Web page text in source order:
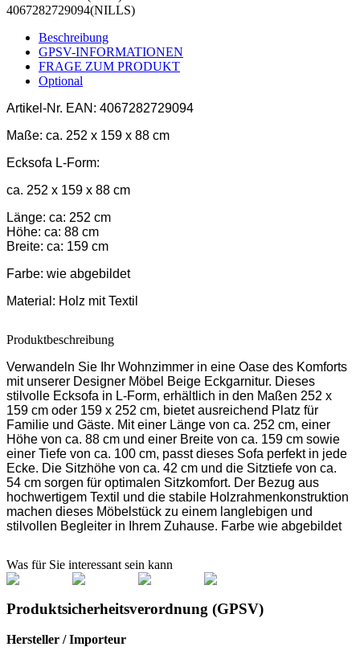
4067282729094(NILLS)
Beschreibung
GPSV-INFORMATIONEN
FRAGE ZUM PRODUKT
Optional
Artikel-Nr. EAN: 4067282729094
Maße: ca. 252 x 159 x 88 cm
Ecksofa L-Form:
ca. 252 x 159 x 88 cm
Länge: ca: 252 cm
Höhe: ca: 88 cm
Breite: ca: 159 cm
Farbe: wie abgebildet
Material: Holz mit Textil
Produktbeschreibung
Verwandeln Sie Ihr Wohnzimmer in eine Oase des Komforts
mit unserer Designer Möbel Beige Eckgarnitur. Dieses
stilvolle Ecksofa in L-Form, erhältlich in den Maßen 252 x
159 cm oder 159 x 252 cm, bietet ausreichend Platz für
Familie und Gäste. Mit einer Länge von ca. 252 cm, einer
Höhe von ca. 88 cm und einer Breite von ca. 159 cm sowie
einer Tiefe von ca. 100 cm, passt dieses Sofa perfekt in jede
Ecke. Die Sitzhöhe von ca. 42 cm und die Sitztiefe von ca.
54 cm sorgen für optimalen Sitzkomfort. Der Bezug aus
hochwertigem Textil und die stabile Holzrahmenkonstruktion
machen dieses Möbelstück zu einem langlebigen und
stilvollen Begleiter in Ihrem Zuhause. Farbe wie abgebildet
Was für Sie interessant sein kann
Produktsicherheitsverordnung (GPSV)
Hersteller / Importeur